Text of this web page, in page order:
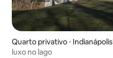
Quarto privativo ⋅ Indianápolis
luxo no lago